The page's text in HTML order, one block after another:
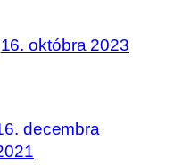
16. októbra 2023
decembra